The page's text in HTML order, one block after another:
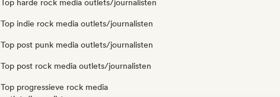
Top harde rock media outlets/journalisten
Top indie rock media outlets/journalisten
Top post punk media outlets/journalisten
Top post rock media outlets/journalisten
Top progressieve rock media